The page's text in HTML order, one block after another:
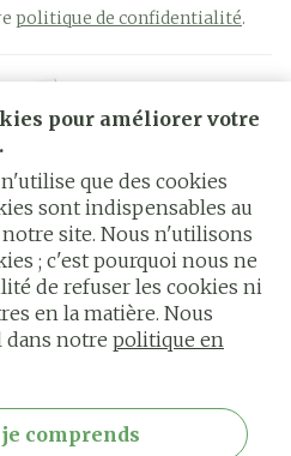
pour améliorer votre
que des cookies
sont indispensables au
site. Nous n'utilisons
; c'est pourquoi nous ne
de refuser les cookies ni
en la matière. Nous
dans notre politique en
comprends
politique de confidentialité.